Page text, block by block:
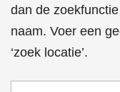
dan de
naam. Voer een
‘zoek locatie’.